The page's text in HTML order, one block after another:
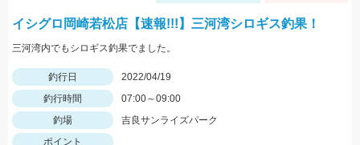
イシグロ岡崎若松店【速報!!!】三河湾シロギス釣果！
三河湾内でもシロギス釣果でました。
釣行日
2022/04/19
釣行時間
07:00～09:00
釣場
吉良サンライズパーク
ポイント